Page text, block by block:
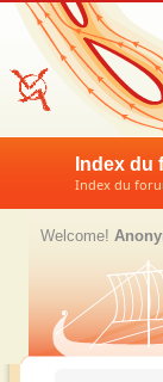
Index du
Index du
Welcome!